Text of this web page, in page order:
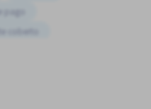
pago
coberto